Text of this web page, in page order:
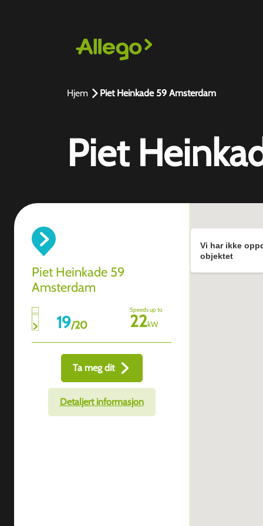
Hjem Piet Heinkade 59 Amsterdam
Piet
Piet Heinkade 59
Amsterdam
19/20
Speeds up to
22kW
Ta meg dit
Detaljert informasjon